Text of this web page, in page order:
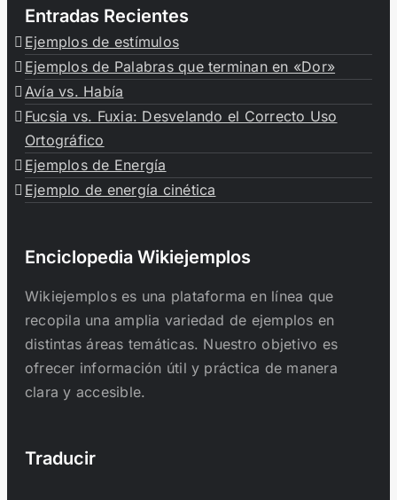
Entradas Recientes
Ejemplos de estímulos
Ejemplos de Palabras que terminan en «Dor»
Avía vs. Había
Fucsia vs. Fuxia: Desvelando el Correcto Uso
Ortográfico
Ejemplos de Energía
Ejemplo de energía cinética
Enciclopedia Wikiejemplos
Wikiejemplos es una plataforma en línea que
recopila una amplia variedad de ejemplos en
distintas áreas temáticas. Nuestro objetivo es
ofrecer información útil y práctica de manera
clara y accesible.
Traducir